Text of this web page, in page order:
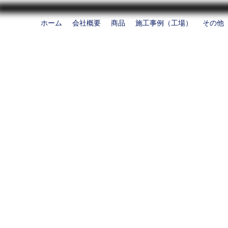
ホーム 会社概要 商品 施工事例（工場） その他